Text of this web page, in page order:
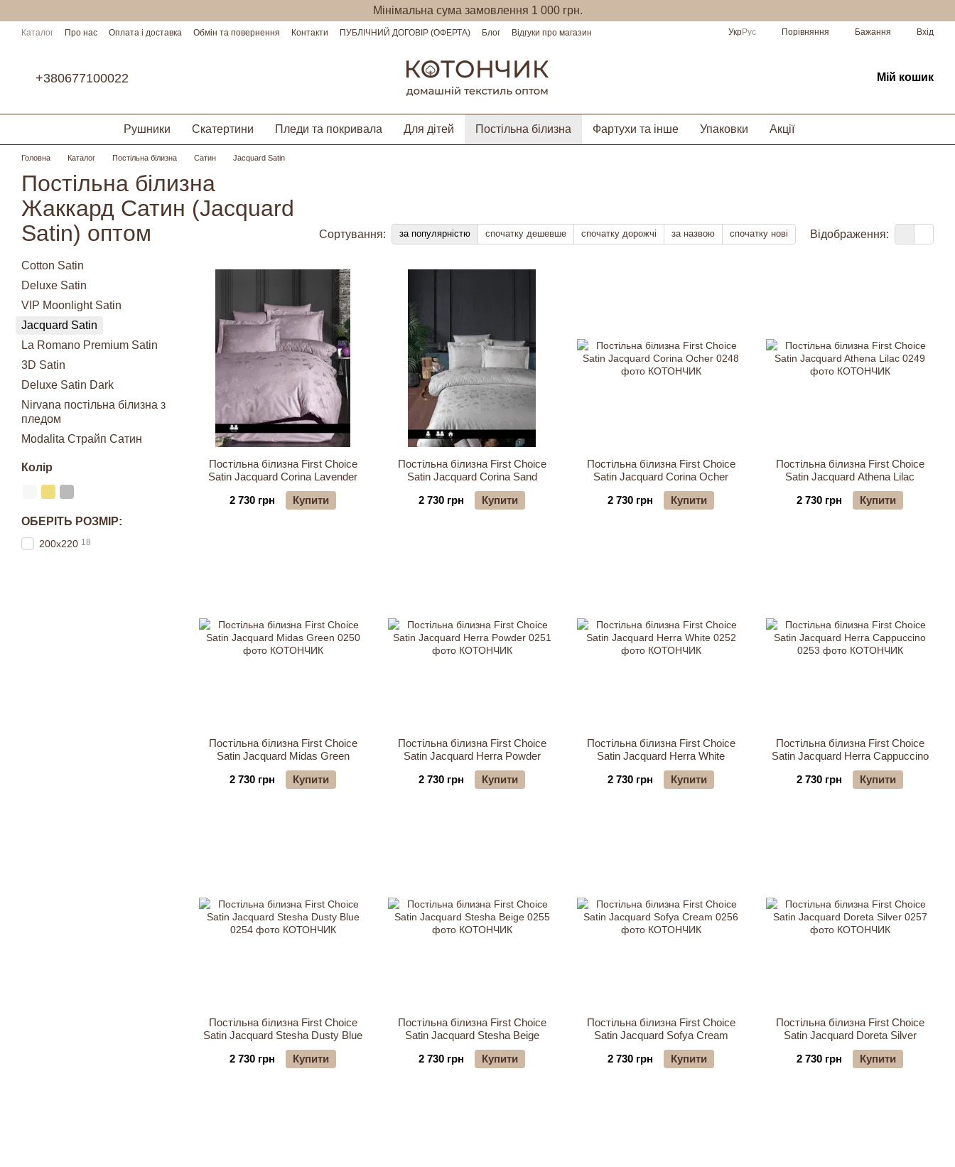
Мінімальна сума замовлення 1 000 грн.
Каталог Про нас Оплата і доставка Обмін та повернення Контакти ПУБЛІЧНИЙ ДОГОВІР (ОФЕРТА) Блог
Відгуки про магазин
УкрРус Порівняння Бажання Вхід
+380677100022 Мій кошик
Рушники Скатертини Пледи та покривала Для дітей Постільна білизна Фартухи та інше Упаковки Акції
Головна Каталог Постільна білизна Сатин Jacquard Satin
Постільна білизна
Жаккард Сатин (Jacquard
Satin) оптом
Сортування: за популярністю спочатку дешевше спочатку дорожчі за назвою спочатку нові Відображення:
Постільна білизна First Choice
Satin Jacquard Corina Lavender
2 730 грн
Купити
Постільна білизна First Choice
Satin Jacquard Corina Sand
2 730 грн
Купити
Постільна білизна First Choice
Satin Jacquard Corina Ocher
2 730 грн
Купити
Постільна білизна First Choice
Satin Jacquard Athena Lilac
2 730 грн
Купити
Постільна білизна First Choice
Satin Jacquard Midas Green
2 730 грн
Купити
Постільна білизна First Choice
Satin Jacquard Herra Powder
2 730 грн
Купити
Постільна білизна First Choice
Satin Jacquard Herra White
2 730 грн
Купити
Постільна білизна First Choice
Satin Jacquard Herra Cappuccino
2 730 грн
Купити
Постільна білизна First Choice
Satin Jacquard Stesha Dusty Blue
2 730 грн
Купити
Постільна білизна First Choice
Satin Jacquard Stesha Beige
2 730 грн
Купити
Постільна білизна First Choice
Satin Jacquard Sofya Cream
2 730 грн
Купити
Постільна білизна First Choice
Satin Jacquard Doreta Silver
2 730 грн
Купити
Cotton Satin
Deluxe Satin
VIP Moonlight Satin
Jacquard Satin
La Romano Premium Satin
3D Satin
Deluxe Satin Dark
Nirvana постільна білизна з
пледом
Modalita Страйп Сатин
Колір
ОБЕРІТЬ РОЗМІР:
200x220 18